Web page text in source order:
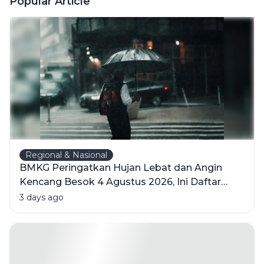
Regional & Nasional
BMKG Peringatkan Hujan Lebat dan Angin
Kencang Besok 4 Agustus 2026, Ini Daftar
Wilayahnya
3 days ago